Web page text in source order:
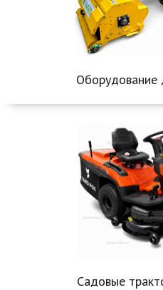
Оборудование
Садовые